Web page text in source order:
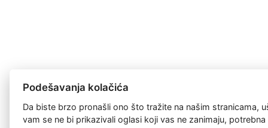
Podešavanja kolačića
Da biste brzo pronašli ono što tražite na našim stranicama,
vam se ne bi prikazivali oglasi koji vas ne zanimaju,